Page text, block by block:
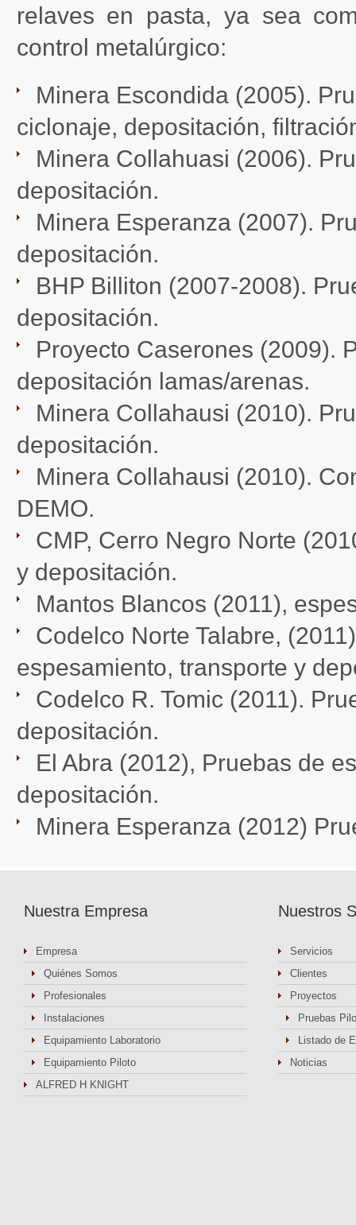
relaves en pasta, ya sea
control metalúrgico:
Minera Escondida (2005).
ciclonaje, depositación,
Minera Collahuasi (2006).
depositación.
Minera Esperanza (2007).
depositación.
BHP Billiton (2007-2008).
depositación.
Proyecto Caserones (2009).
depositación lamas/arenas.
Minera Collahausi (2010).
depositación.
Minera Collahausi (2010).
DEMO.
CMP, Cerro Negro Norte
y depositación.
Mantos Blancos (2011),
Codelco Norte Talabre,
espesamiento, transporte y
Codelco R. Tomic (2011).
depositación.
El Abra (2012), Pruebas de
depositación.
Minera Esperanza (2012)
Nuestra Empresa
Empresa
Quiénes Somos
Profesionales
Instalaciones
Equipamiento Laboratorio
Equipamiento Piloto
ALFRED H KNIGHT
Nuestros
Servicios
Clientes
Proyectos
Pruebas
Listado de
Noticias